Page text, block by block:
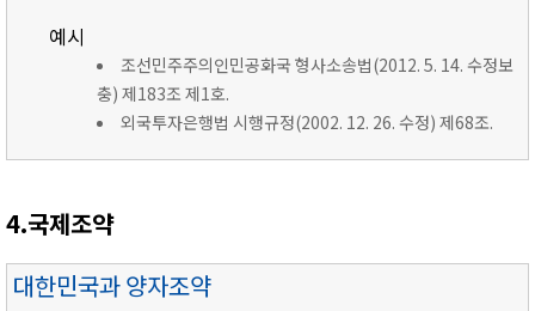
예시
조선민주주의인민공화국 형사소송법(2012. 5. 14. 수정보
충) 제183조 제1호.
외국투자은행법 시행규정(2002. 12. 26. 수정) 제68조.
4.국제조약
대한민국과 양자조약